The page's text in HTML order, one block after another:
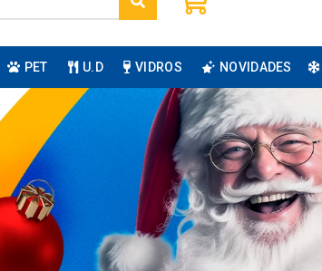
PET U.D VIDROS NOVIDADES